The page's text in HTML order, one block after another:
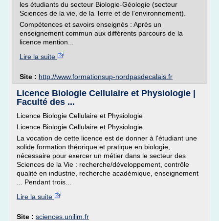
les étudiants du secteur Biologie-Géologie (secteur
Sciences de la vie, de la Terre et de l'environnement).
Compétences et savoirs enseignés : Après un
enseignement commun aux différents parcours de la
licence mention...
Lire la suite
Site : http://www.formationsup-nordpasdecalais.fr
Licence Biologie Cellulaire et Physiologie |
Faculté des ...
Licence Biologie Cellulaire et Physiologie
Licence Biologie Cellulaire et Physiologie
La vocation de cette licence est de donner à l'étudiant une
solide formation théorique et pratique en biologie,
nécessaire pour exercer un métier dans le secteur des
Sciences de la Vie : recherche/développement, contrôle
qualité en industrie, recherche académique, enseignement
... Pendant trois...
Lire la suite
Site : sciences.unilim.fr